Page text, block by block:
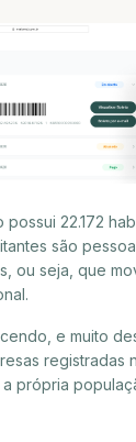
possui 22.172
são
ou seja, que
e muito
registradas
própria